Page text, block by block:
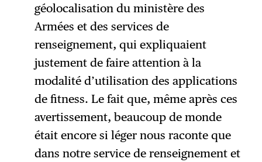
géolocalisation du ministère des
Armées et des services de
renseignement, qui expliquaient
justement de faire attention à la
modalité d’utilisation des applications
de fitness. Le fait que, même après ces
avertissement, beaucoup de monde
était encore si léger nous raconte que
dans notre service de renseignement et